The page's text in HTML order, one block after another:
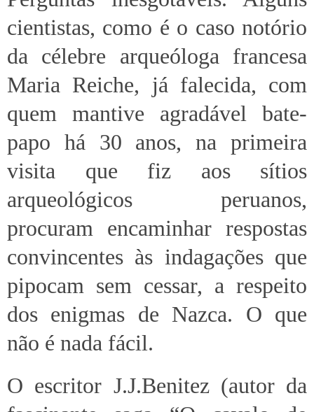
cientistas, como é o caso notório
da célebre arqueóloga francesa
Maria Reiche, já falecida, com
quem mantive agradável bate-
papo há 30 anos, na primeira
visita que fiz aos sítios
arqueológicos peruanos,
procuram encaminhar respostas
convincentes às indagações que
pipocam sem cessar, a respeito
dos enigmas de Nazca. O que
não é nada fácil.
O escritor J.J.Benitez (autor da